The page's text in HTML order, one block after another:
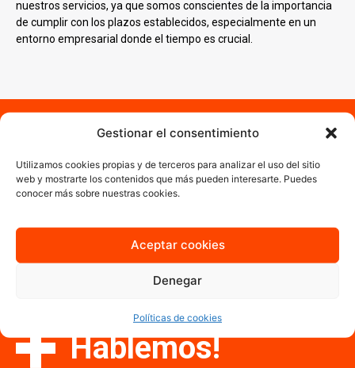
Gestionar el consentimiento
Utilizamos cookies propias y de terceros para analizar el uso del sitio
web y mostrarte los contenidos que más pueden interesarte. Puedes
conocer más sobre nuestras cookies.
Aceptar cookies
Denegar
Políticas de cookies
nuestros servicios, ya que somos conscientes de la importancia
de cumplir con los plazos establecidos, especialmente en un
entorno empresarial donde el tiempo es crucial.
¿Necesitas un servicio de
Arroyomolinos?
accesibles sin comprometer la calidad. Nuestro equipo especializado
garantiza que cada proyecto se maneje con atención personalizada.
Contáctanos y cuéntanos cuáles son las necesidades de tu empresa
Hablemos!